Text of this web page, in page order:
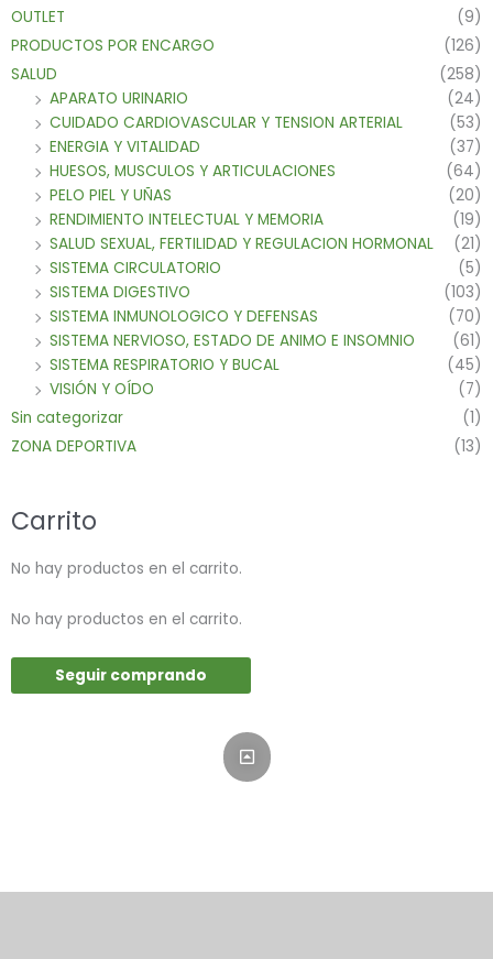
OUTLET
(9)
PRODUCTOS POR ENCARGO
(126)
SALUD
(258)
APARATO URINARIO
(24)
CUIDADO CARDIOVASCULAR Y TENSION ARTERIAL
(53)
ENERGIA Y VITALIDAD
(37)
HUESOS, MUSCULOS Y ARTICULACIONES
(64)
PELO PIEL Y UÑAS
(20)
RENDIMIENTO INTELECTUAL Y MEMORIA
(19)
SALUD SEXUAL, FERTILIDAD Y REGULACION HORMONAL
(21)
SISTEMA CIRCULATORIO
(5)
SISTEMA DIGESTIVO
(103)
SISTEMA INMUNOLOGICO Y DEFENSAS
(70)
SISTEMA NERVIOSO, ESTADO DE ANIMO E INSOMNIO
(61)
SISTEMA RESPIRATORIO Y BUCAL
(45)
VISIÓN Y OÍDO
(7)
Sin categorizar
(1)
ZONA DEPORTIVA
(13)
Carrito
No hay productos en el carrito.
No hay productos en el carrito.
Seguir comprando